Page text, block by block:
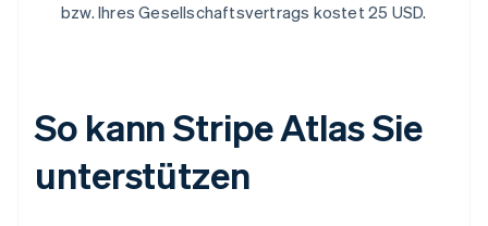
bzw. Ihres Gesellschaftsvertrags kostet 25 USD.
So kann Stripe Atlas Sie
unterstützen